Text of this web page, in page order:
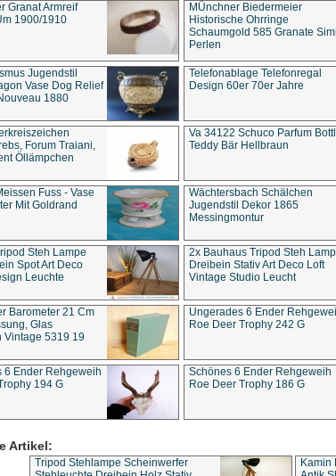
Granat Armreif
1900/1910
MÜnchner Biedermeier
Historische Ohrringe
Schaumgold 585 Granate
Perlen
Jugendstil
Vase Dog Relief
1880
Telefonablage Telefonregal
Design 60er 70er Jahre
Forum Traiani,
Öllämpchen
Va 34122 Schuco Parfum
Teddy Bär Hellbraun
Fuss - Vase
Mit Goldrand
Wächtersbach Schälchen
Jugendstil Dekor 1865
Messingmontur
Steh Lampe
Spot Art Deco
Leuchte
2x Bauhaus Tripod Steh
Dreibein Stativ Art Deco Loft
Vintage Studio Leucht
Barometer 21 Cm
Glas
Vintage 5319 19
Ungerades 6 Ender
Roe Deer Trophy 242 G
6 Ender Rehgeweih
194 G
Schönes 6 Ender Rehgeweih
Roe Deer Trophy 186 G
Artikel:
Tripod Stehlampe Scheinwerfer
Kamin